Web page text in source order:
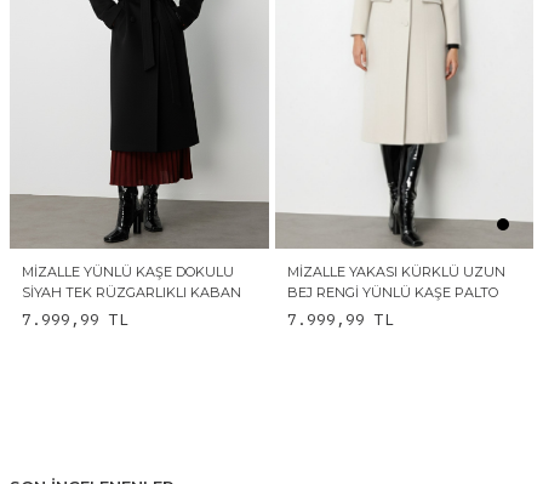
MIZALLE YÜNLÜ KAŞE DOKULU
SIYAH TEK RÜZGARLIKLI KABAN
7.999,99 TL
MIZALLE YAKASI KÜRKLÜ UZUN
BEJ RENGI YÜNLÜ KAŞE PALTO
7.999,99 TL